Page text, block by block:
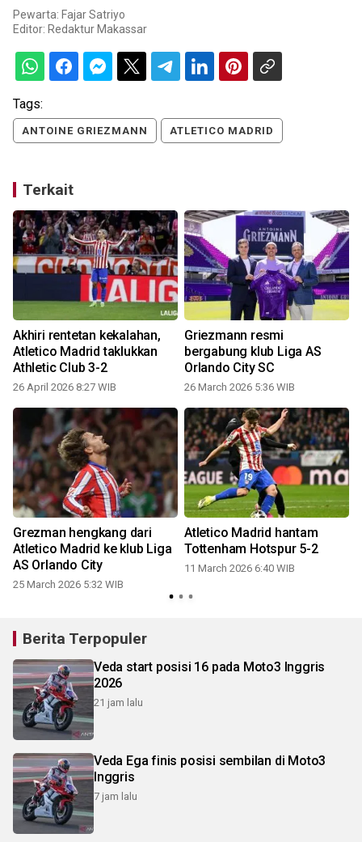
Pewarta: Fajar Satriyo
Editor: Redaktur Makassar
Tags:
ANTOINE GRIEZMANN ATLETICO MADRID
Terkait
Akhiri rentetan kekalahan,
Atletico Madrid taklukkan
Athletic Club 3-2
26 April 2026 8:27 WIB
Griezmann resmi
bergabung klub Liga AS
Orlando City SC
26 March 2026 5:36 WIB
Grezman hengkang dari
Atletico Madrid ke klub Liga
AS Orlando City
25 March 2026 5:32 WIB
Atletico Madrid hantam
Tottenham Hotspur 5-2
11 March 2026 6:40 WIB
Berita Terpopuler
Veda start posisi 16 pada Moto3 Inggris
2026
21 jam lalu
Veda Ega finis posisi sembilan di Moto3
Inggris
7 jam lalu